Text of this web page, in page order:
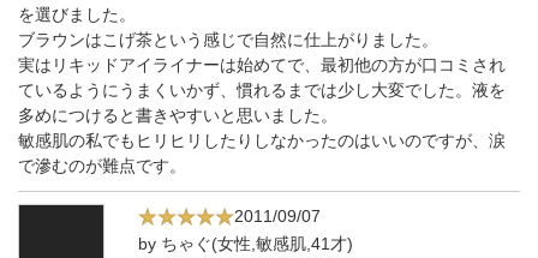
を選びました。
ブラウンはこげ茶という感じで自然に仕上がりました。
実はリキッドアイライナーは始めてで、最初他の方が口コミされ
ているようにうまくいかず、慣れるまでは少し大変でした。液を
多めにつけると書きやすいと思いました。
敏感肌の私でもヒリヒリしたりしなかったのはいいのですが、涙
で滲むのが難点です。
2011/09/07
by ちゃぐ(女性,敏感肌,41才)